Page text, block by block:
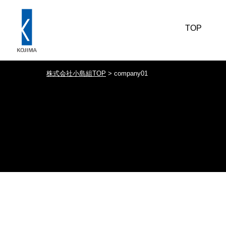
TOP
株式会社小島組TOP > company01